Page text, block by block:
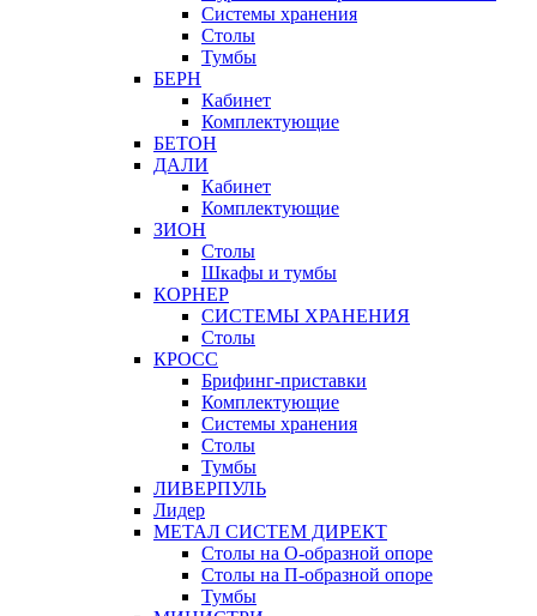
Системы хранения
Столы
Тумбы
БЕРН
Кабинет
Комплектующие
БЕТОН
ДАЛИ
Кабинет
Комплектующие
ЗИОН
Столы
Шкафы и тумбы
КОРНЕР
СИСТЕМЫ ХРАНЕНИЯ
Столы
КРОСС
Брифинг-приставки
Комплектующие
Системы хранения
Столы
Тумбы
ЛИВЕРПУЛЬ
Лидер
МЕТАЛ СИСТЕМ ДИРЕКТ
Столы на О-образной опоре
Столы на П-образной опоре
Тумбы